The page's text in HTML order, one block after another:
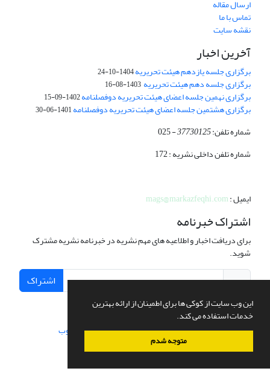
این وب سایت از کوکی ها برای اطمینان از ارائه بهترین
خدمات استفاده می کند.
متوجه شدم
ارسال مقاله
تماس با ما
نقشه سایت
آخرین اخبار
برگزاری جلسه یازدهم هیئت تحریریه1404-10-24
برگزاری جلسه دهم هیئت تحریریه 1403-08-16
برگزاری نهمین جلسه اعضای هیئت تحریریه دوفصلنامه1402-09-15
برگزاری هشتمین جلسه اعضای هیئت تحریریه دوفصلنامه1401-06-30
شماره تلفن:37730125
- 025
شماره تلفن داخلی نشریه : 172
ایمیل :mags@markazfeqhi.com
اشتراک خبرنامه
برای دریافت اخبار و اطلاعیه های مهم نشریه در خبرنامه نشریه مشترک
شوید.
اشتراک
سامانه مدیریت نشریات علمی.طراحی و پیاده سازی از سیناوب